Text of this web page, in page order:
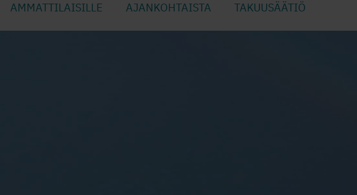
AMMATTILAISILLE AJANKOHTAISTA TAKUUSÄÄTIÖ